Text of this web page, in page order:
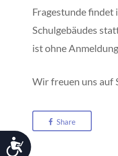
Barrierefreiheit
Fragestunde findet
Schulgebäudes
ist ohne
Wir freuen uns auf
Share